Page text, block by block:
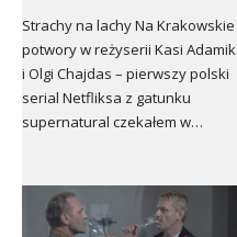
Strachy na lachy Na Krakowskie
potwory w reżyserii Kasi Adamik
i Olgi Chajdas – pierwszy polski
serial Netfliksa z gatunku
supernatural czekałem w…